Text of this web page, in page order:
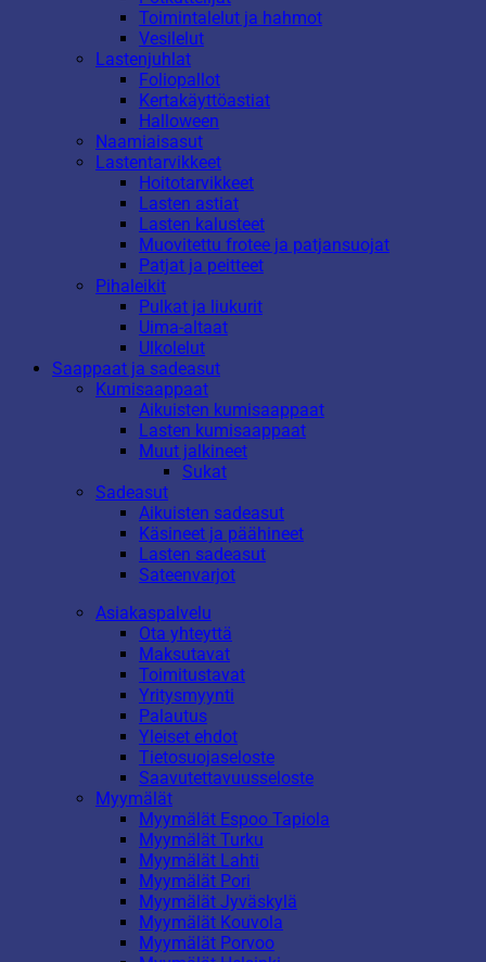
Toimintalelut ja hahmot
Vesilelut
Lastenjuhlat
Foliopallot
Kertakäyttöastiat
Halloween
Naamiaisasut
Lastentarvikkeet
Hoitotarvikkeet
Lasten astiat
Lasten kalusteet
Muovitettu frotee ja patjansuojat
Patjat ja peitteet
Pihaleikit
Pulkat ja liukurit
Uima-altaat
Ulkolelut
Saappaat ja sadeasut
Kumisaappaat
Aikuisten kumisaappaat
Lasten kumisaappaat
Muut jalkineet
Sukat
Sadeasut
Aikuisten sadeasut
Käsineet ja päähineet
Lasten sadeasut
Sateenvarjot
Asiakaspalvelu
Ota yhteyttä
Maksutavat
Toimitustavat
Yritysmyynti
Palautus
Yleiset ehdot
Tietosuojaseloste
Saavutettavuusseloste
Myymälät
Myymälät Espoo Tapiola
Myymälät Turku
Myymälät Lahti
Myymälät Pori
Myymälät Jyväskylä
Myymälät Kouvola
Myymälät Porvoo